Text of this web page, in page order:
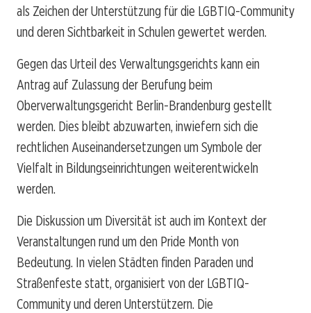
als Zeichen der Unterstützung für die LGBTIQ-Community
und deren Sichtbarkeit in Schulen gewertet werden.
Gegen das Urteil des Verwaltungsgerichts kann ein
Antrag auf Zulassung der Berufung beim
Oberverwaltungsgericht Berlin-Brandenburg gestellt
werden. Dies bleibt abzuwarten, inwiefern sich die
rechtlichen Auseinandersetzungen um Symbole der
Vielfalt in Bildungseinrichtungen weiterentwickeln
werden.
Die Diskussion um Diversität ist auch im Kontext der
Veranstaltungen rund um den Pride Month von
Bedeutung. In vielen Städten finden Paraden und
Straßenfeste statt, organisiert von der LGBTIQ-
Community und deren Unterstützern. Die